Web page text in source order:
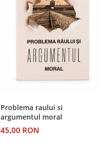
Problema raului si
argumentul moral
45,00 RON